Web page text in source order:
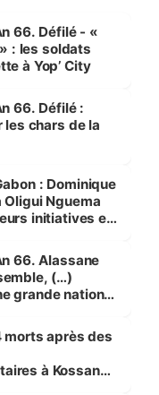
66. Défilé - «
: les soldats
à Yop’ City
66. Défilé :
les chars de la
: Dominique
Nguema
initiatives en
66. Alassane
(…)
grande nation
»
morts après des
à Kossandji